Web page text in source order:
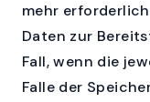
mehr
Daten zur
Fall, wenn die
Falle der